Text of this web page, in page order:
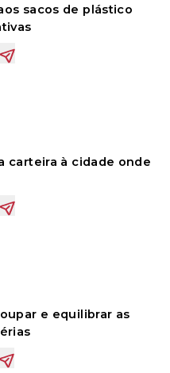
sacos de plástico
carteira à cidade onde
e equilibrar as